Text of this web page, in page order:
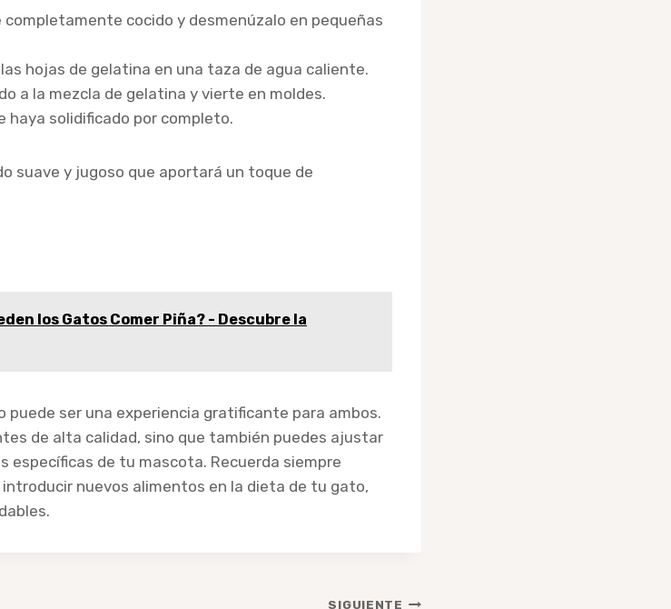
cocido y desmenúzalo en pequeñas
hojas de gelatina en una taza de agua caliente.
a la mezcla de gelatina y vierte en moldes.
haya solidificado por completo.
suave y jugoso que aportará un toque de
los Gatos Comer Piña? - Descubre la
ser una experiencia gratificante para ambos.
de alta calidad, sino que también puedes ajustar
específicas de tu mascota. Recuerda siempre
nuevos alimentos en la dieta de tu gato,
SIGUIENTE